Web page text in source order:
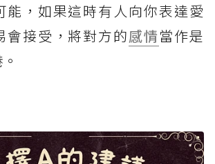
能，如果這時有人向你表達愛
會接受，將對方的感情當作是